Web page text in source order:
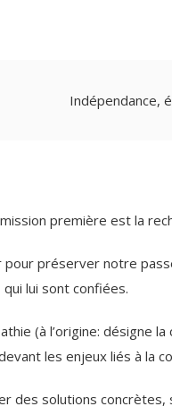
Indépendance,
première est la
pour préserver notre
lui sont confiées.
(à l’origine: désigne
les enjeux liés à la
des solutions